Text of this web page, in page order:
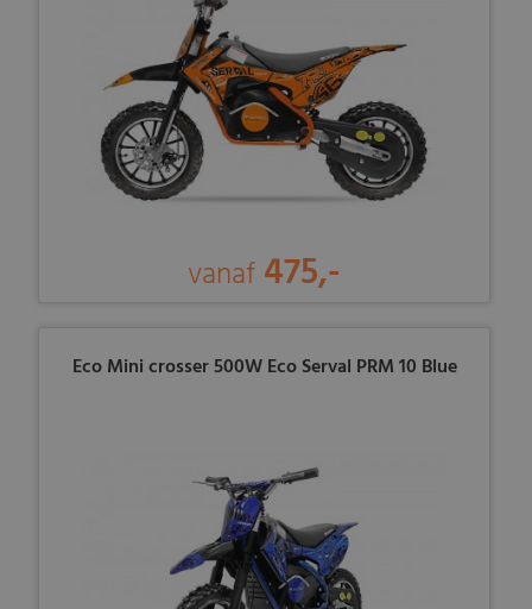
vanaf 475,-
Eco Mini crosser 500W Eco Serval PRM 10 Blue